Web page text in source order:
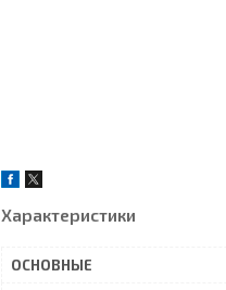
Характеристики
ОСНОВНЫЕ